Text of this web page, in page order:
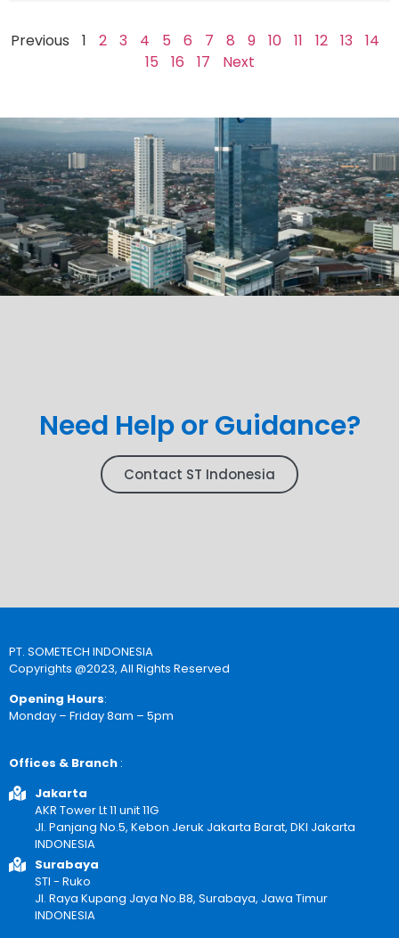
Previous 1 2 3 4 5 6 7 8 9 10 11 12 13
14
15
16 17 Next
Need Help or Guidance?
Contact ST Indonesia
PT. SOMETECH INDONESIA
Copyrights @2023, All Rights Reserved
Opening Hours:
Monday – Friday 8am – 5pm
Offices & Branch :
Jakarta
AKR Tower Lt 11 unit 11G
Jl. Panjang No.5, Kebon Jeruk Jakarta Barat, DKI Jakarta
INDONESIA
Surabaya
STI - Ruko
Jl. Raya Kupang Jaya No.B8, Surabaya, Jawa Timur
INDONESIA